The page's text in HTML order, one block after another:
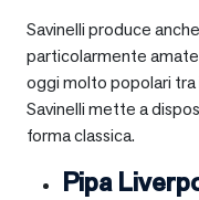
Savinelli produce
particolarmente
oggi molto popolari tra
Savinelli mette a
forma classica.
Pipa